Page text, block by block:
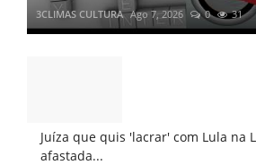
3CLIMAS CULTURA Ago 7, 2026 0 31
Juíza que quis 'lacrar' com Lula na
afastada...